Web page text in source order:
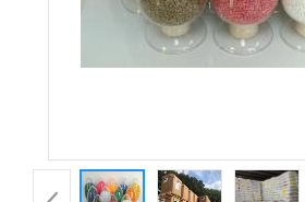
品